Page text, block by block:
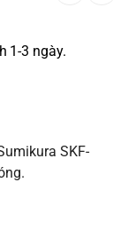
1-3 ngày.
SKF-